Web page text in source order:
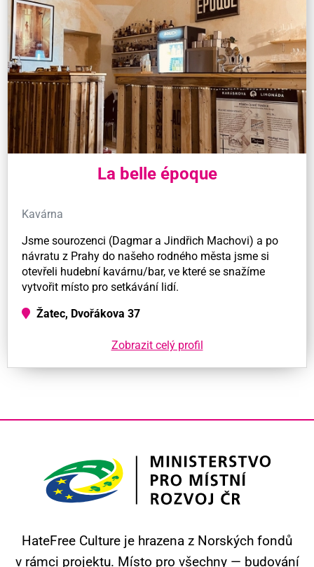
La belle époque
Kavárna
Jsme sourozenci (Dagmar a Jindřich Machovi) a po
návratu z Prahy do našeho rodného města jsme si
otevřeli hudební kavárnu/bar, ve které se snažíme
vytvořit místo pro setkávání lidí.
Žatec, Dvořákova 37
Zobrazit celý profil
HateFree Culture je hrazena z Norských fondů
v rámci projektu. Místo pro všechny — budování